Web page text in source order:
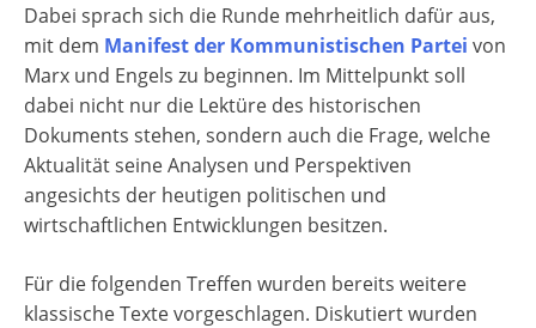
Dabei sprach sich die Runde mehrheitlich dafür aus,
mit dem Manifest der Kommunistischen Partei von
Marx und Engels zu beginnen. Im Mittelpunkt soll
dabei nicht nur die Lektüre des historischen
Dokuments stehen, sondern auch die Frage, welche
Aktualität seine Analysen und Perspektiven
angesichts der heutigen politischen und
wirtschaftlichen Entwicklungen besitzen.
Für die folgenden Treffen wurden bereits weitere
klassische Texte vorgeschlagen. Diskutiert wurden